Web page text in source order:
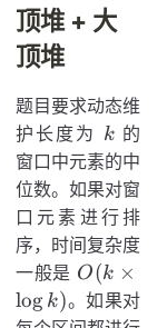
顶堆 + 大
顶堆
题目要求动态维
护长度为 k
k 的
窗口中元素的中
位数。如果对窗
口元素进行排
序，时间复杂度
一般是 O(k
\times
\log
O(k ×
log k)。如果对